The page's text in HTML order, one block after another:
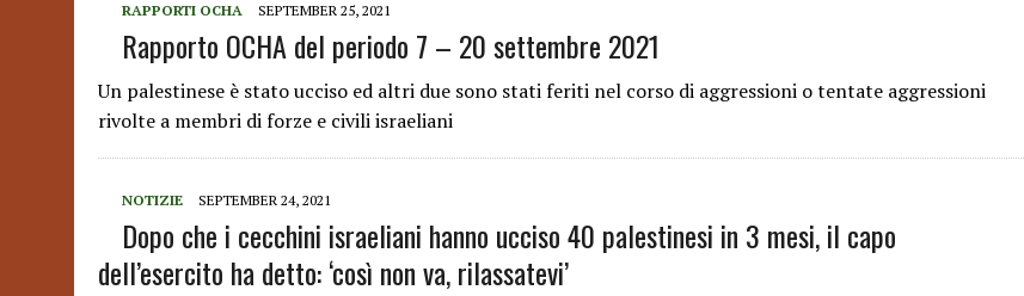
RAPPORTI OCHA SEPTEMBER 25, 2021
Rapporto OCHA del periodo 7 – 20 settembre 2021
Un palestinese è stato ucciso ed altri due sono stati feriti nel corso di aggressioni o tentate aggressioni
rivolte a membri di forze e civili israeliani
NOTIZIE SEPTEMBER 24, 2021
Dopo che i cecchini israeliani hanno ucciso 40 palestinesi in 3 mesi, il capo
dell’esercito ha detto: ‘così non va, rilassatevi’